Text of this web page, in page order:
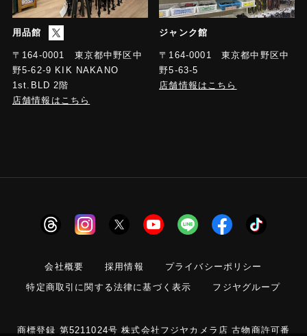
用品館
〒164-0001 東京都中野区中
野5-62-9 KIK NAKANO
1st.BLD 2階
店舗情報はこちら
ジャンク館
〒164-0001 東京都中野区中
野5-63-5
店舗情報はこちら
会社概要 採用情報
プライバシーポリシー
特定商取引に関する法律に基づく表示
フジヤグループ
商標登録 第5211024号 株式会社フジヤカメラ店 古物商許可番